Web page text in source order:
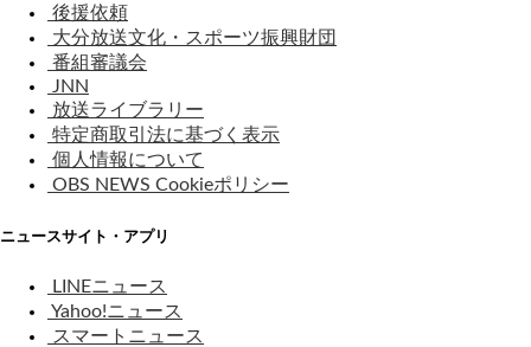
後援依頼
大分放送文化・スポーツ振興財団
番組審議会
JNN
放送ライブラリー
特定商取引法に基づく表示
個人情報について
OBS NEWS Cookieポリシー
ニュースサイト・アプリ
LINEニュース
Yahoo!ニュース
スマートニュース